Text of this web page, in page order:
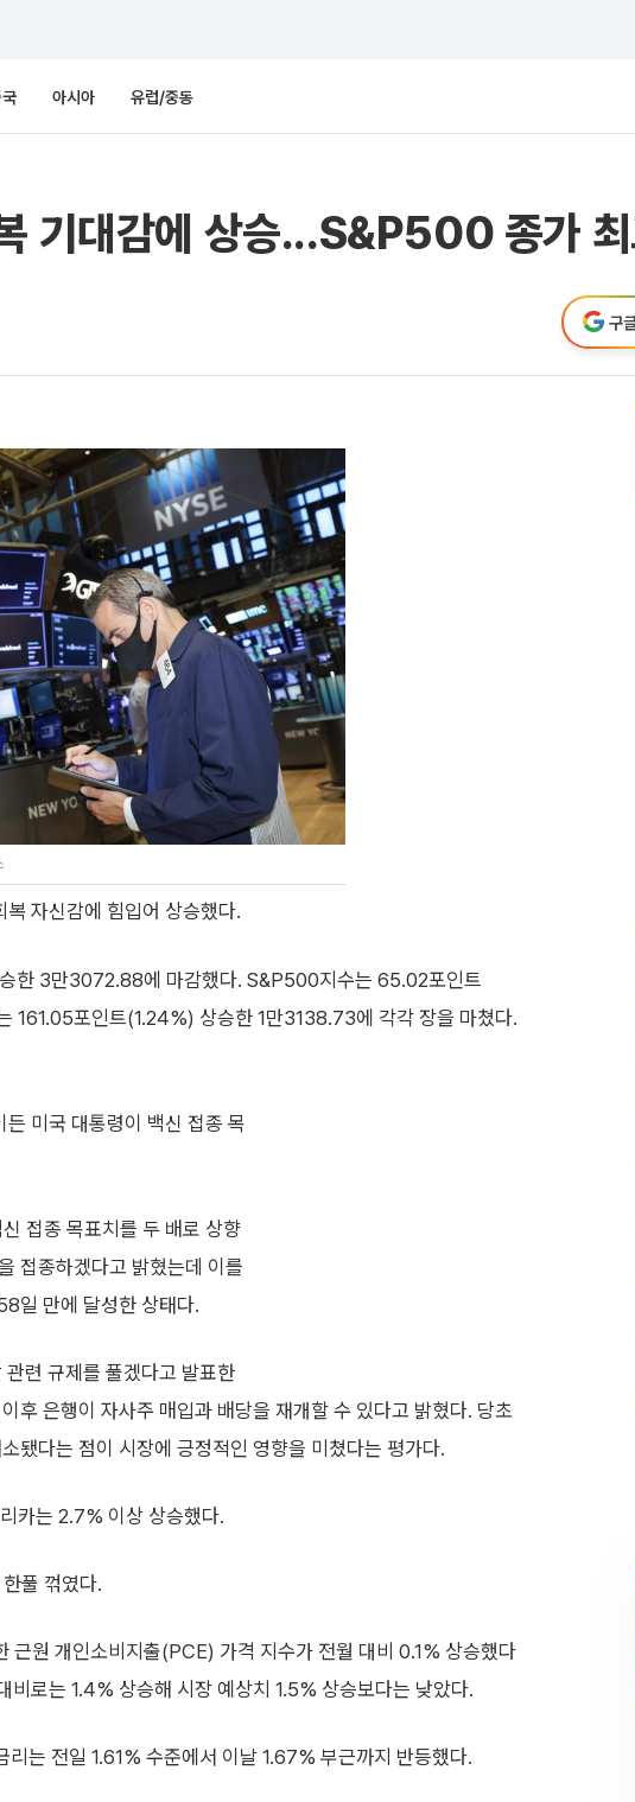
아시아 유럽/중동
기대감에 상승...S&P500 종가 최
구
자신감에 힘입어 상승했다.
한 3만3072.88에 마감했다. S&P500지수는 65.02포인트
161.05포인트(1.24%) 상승한 1만3138.73에 각각 장을 마쳤다.
미국 대통령이 백신 접종 목
접종 목표치를 두 배로 상향
접종하겠다고 밝혔는데 이를
일 만에 달성한 상태다.
련 규제를 풀겠다고 발표한
후 은행이 자사주 매입과 배당을 재개할 수 있다고 밝혔다. 당초
됐다는 점이 시장에 긍정적인 영향을 미쳤다는 평가다.
카는 2.7% 이상 상승했다.
풀 꺾였다.
근원 개인소비지출(PCE) 가격 지수가 전월 대비 0.1% 상승했다
로는 1.4% 상승해 시장 예상치 1.5% 상승보다는 낮았다.
는 전일 1.61% 수준에서 이날 1.67% 부근까지 반등했다.